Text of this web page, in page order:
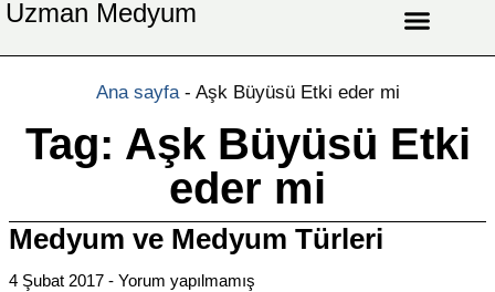
Uzman Medyum
Ana sayfa- Aşk Büyüsü Etki eder mi
Tag: Aşk Büyüsü Etki
eder mi
Medyum ve Medyum Türleri
4 Şubat 2017
Yorum yapılmamış